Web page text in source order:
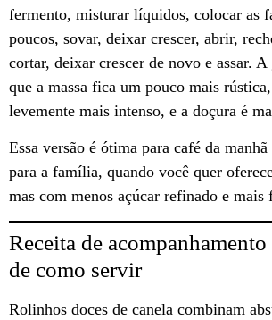
fermento, misturar líquidos, colocar as
poucos, sovar, deixar crescer, abrir,
cortar, deixar crescer de novo e assar.
que a massa fica um pouco mais
levemente mais intenso, e a doçura é
Essa versão é ótima para café da
para a família, quando você quer
mas com menos açúcar refinado e mais
Receita de acompanhamento
de como servir
Rolinhos doces de canela combinam